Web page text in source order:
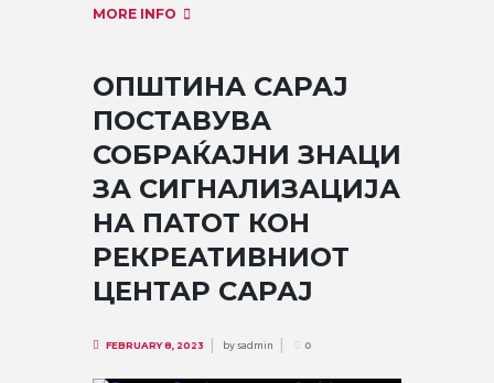
MORE INFO
ОПШТИНА САРАЈ
ПОСТАВУВА
СОБРАЌАЈНИ ЗНАЦИ
ЗА СИГНАЛИЗАЦИЈА
НА ПАТОТ КОН
РЕКРЕАТИВНИОТ
ЦЕНТАР САРАЈ
FEBRUARY 8, 2023 bysadmin 0